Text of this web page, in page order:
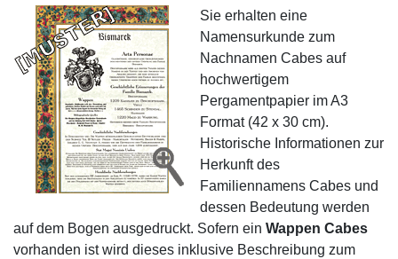
Sie erhalten eine
Namensurkunde zum
Nachnamen Cabes auf
hochwertigem
Pergamentpapier im A3
Format (42 x 30 cm).
Historische Informationen zur
Herkunft des
Familiennamens Cabes und
dessen Bedeutung werden
auf dem Bogen ausgedruckt. Sofern ein Wappen Cabes
vorhanden ist wird dieses inklusive Beschreibung zum